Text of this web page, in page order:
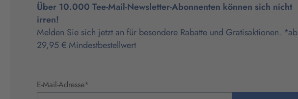
Über 10.000 Tee-Mail-Newsletter-Abonnenten können sich nicht
irren!
Melden Sie sich jetzt an für besondere Rabatte und Gratisaktionen. *ab
29,95 € Mindestbestellwert
E-Mail-Adresse*